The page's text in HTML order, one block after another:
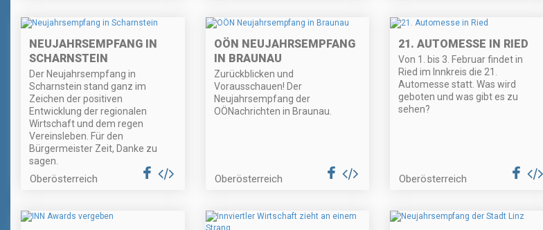
NEUJAHRSEMPFANG IN
SCHARNSTEIN
Der Neujahrsempfang in
Scharnstein stand ganz im
Zeichen der positiven
Entwicklung der regionalen
Wirtschaft und dem regen
Vereinsleben. Für den
Bürgermeister Zeit, Danke zu
sagen.
Oberösterreich
OÖN NEUJAHRSEMPFANG
IN BRAUNAU
Zurückblicken und
Vorausschauen! Der
Neujahrsempfang der
OÖNachrichten in Braunau.
Oberösterreich
21. AUTOMESSE IN RIED
Von 1. bis 3. Februar findet in
Ried im Innkreis die 21.
Automesse statt. Was wird
geboten und was gibt es zu
sehen?
Oberösterreich